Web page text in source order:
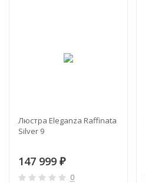
Люстра Eleganza Raffinata
Silver 9
147 999 ₽
0